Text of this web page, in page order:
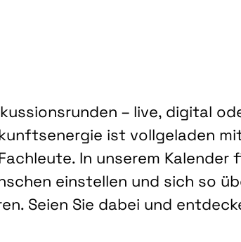
– live, digital
ist vollgeladen
In unserem Kalender
einstellen und sich so
Seien Sie dabei und